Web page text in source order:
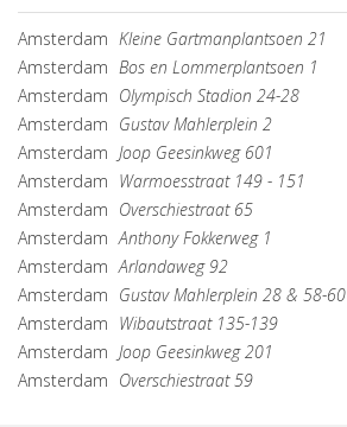
Amsterdam Kleine Gartmanplantsoen 21
Amsterdam Bos en Lommerplantsoen 1
Amsterdam Olympisch Stadion 24-28
Amsterdam Gustav Mahlerplein 2
Amsterdam Joop Geesinkweg 601
Amsterdam Warmoesstraat 149 - 151
Amsterdam Overschiestraat 65
Amsterdam Anthony Fokkerweg 1
Amsterdam Arlandaweg 92
Amsterdam Gustav Mahlerplein 28 & 58-60
Amsterdam Wibautstraat 135-139
Amsterdam Joop Geesinkweg 201
Amsterdam Overschiestraat 59